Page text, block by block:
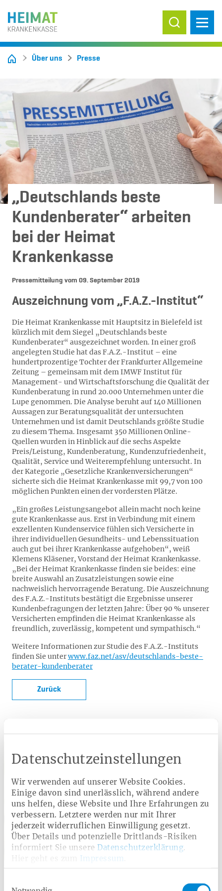
Datenschutzeinstellungen
Wir verwenden auf unserer Website Cookies.
Einige davon sind unerlässlich, während andere
uns helfen, diese Website und Ihre Erfahrungen zu
verbessern. Letztere werden nur mit Ihrer
jederzeit widerruflichen Einwilligung gesetzt.
Über Details und potenzielle Drittlands-Risiken
informiert Sie unsere Datenschutzerklärung.
Impressum
Suche ein-/
Über uns Presse
„Deutschlands beste
Kundenberater“ arbeiten
bei der Heimat
Krankenkasse
Pressemitteilung vom 09. September 2019
Auszeichnung vom „F.A.Z.-Institut“
Die Heimat Krankenkasse mit Hauptsitz in Bielefeld ist
kürzlich mit dem Siegel „Deutschlands beste
Kundenberater“ ausgezeichnet worden. In einer groß
angelegten Studie hat das F.A.Z.-Institut – eine
hundertprozentige Tochter der Frankfurter Allgemeine
Zeitung – gemeinsam mit dem IMWF Institut für
Management- und Wirtschaftsforschung die Qualität der
Kundenberatung in rund 20.000 Unternehmen unter die
Lupe genommen. Die Analyse beruht auf 140 Millionen
Aussagen zur Beratungsqualität der untersuchten
Unternehmen und ist damit Deutschlands größte Studie
zu diesem Thema. Insgesamt 350 Millionen Online-
Quellen wurden in Hinblick auf die sechs Aspekte
Preis/Leistung, Kundenberatung, Kundenzufriedenheit,
Qualität, Service und Weiterempfehlung untersucht. In
der Kategorie „Gesetzliche Krankenversicherungen“
sicherte sich die Heimat Krankenkasse mit 99,7 von 100
möglichen Punkten einen der vordersten Plätze.
„Ein großes Leistungsangebot allein macht noch keine
gute Krankenkasse aus. Erst in Verbindung mit einem
exzellenten Kundenservice fühlen sich Versicherte in
ihrer individuellen Gesundheits- und Lebenssituation
auch gut bei ihrer Krankenkasse aufgehoben“, weiß
Klemens Kläsener, Vorstand der Heimat Krankenkasse.
„Bei der Heimat Krankenkasse finden sie beides: eine
breite Auswahl an Zusatzleistungen sowie eine
nachweislich hervorragende Beratung. Die Auszeichnung
des F.A.Z.-Instituts bestätigt die Ergebnisse unserer
Kundenbefragungen der letzten Jahre: Über 90 % unserer
Versicherten empfinden die Heimat Krankenkasse als
freundlich, zuverlässig, kompetent und sympathisch.“
Weitere Informationen zur Studie des F.A.Z.-Instituts
finden Sie unterwww.faz.net/asv/deutschlands-beste-
berater-kundenberater
Zurück
Nicola Schwettmann